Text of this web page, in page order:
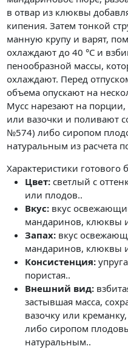
в отвар из клюквы
кипения. Затем тонкой
манную крупу и варят,
охлаждают до 40 °C и
пенообразной массы,
охлаждают. Перед
объема опускают на
Мусс нарезают на
или вазочки и поливают
№574) либо сиропом
натуральным из расчета
Характеристики
Цвет: светлый с
или плодов..
Вкус: вкус
мандаринов, клюквы
Запах: вкус
мандаринов, клюквы
Консистенция:
пористая..
Внешний вид:
застывшая масса,
вазочку или
либо сиропом
натуральным..